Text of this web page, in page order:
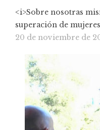
<i>Sobre nosotras
superación de
20 de noviembre de